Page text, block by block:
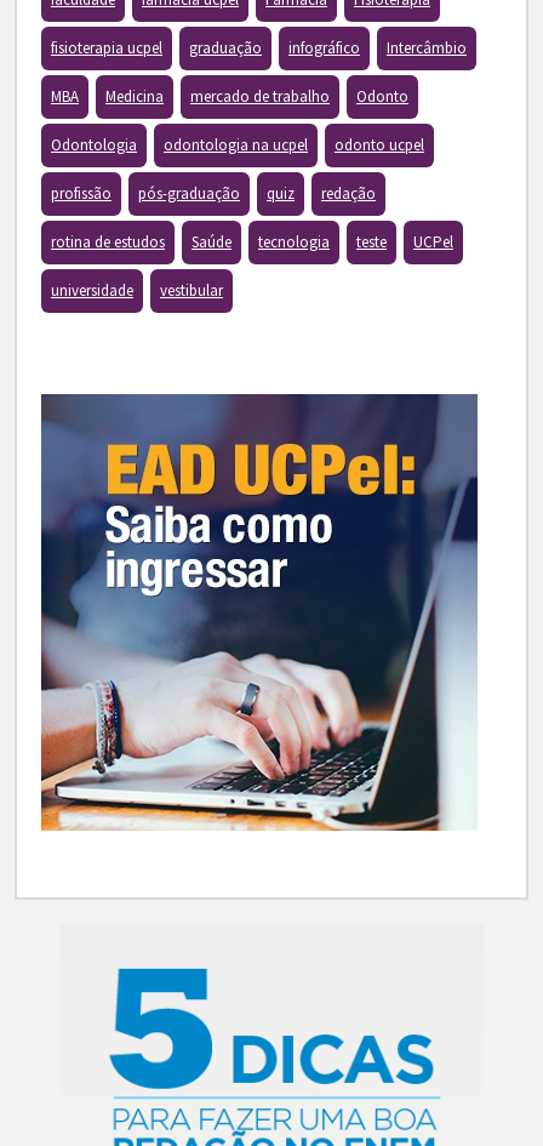
fisioterapia ucpel graduação infográfico Intercâmbio
MBA Medicina mercado de trabalho Odonto
Odontologia odontologia na ucpel odonto ucpel
profissão pós-graduação quiz redação
rotina de estudos Saúde tecnologia teste UCPel
universidade vestibular